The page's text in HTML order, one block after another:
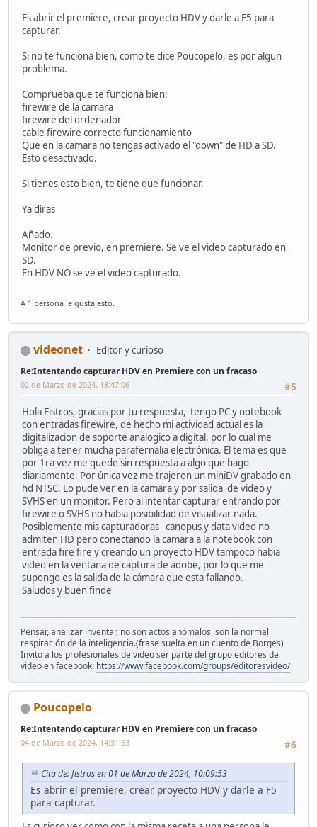
Es abrir el premiere, crear proyecto HDV y darle a F5 para
capturar.
Si no te funciona bien, como te dice Poucopelo, es por algun
problema.
Comprueba que te funciona bien:
firewire de la camara
firewire del ordenador
cable firewire correcto funcionamiento
Que en la camara no tengas activado el "down" de HD a SD.
Esto desactivado.
Si tienes esto bien, te tiene que funcionar.
Ya diras
Añado.
Monitor de previo, en premiere. Se ve el video capturado en
SD.
En HDV NO se ve el video capturado.
A 1 persona le gusta esto.
videonet Editor y curioso
Re:Intentando capturar HDV en Premiere con un fracaso
#5
02 de Marzo de 2024, 18:47:06
Hola Fistros, gracias por tu respuesta, tengo PC y notebook
con entradas firewire, de hecho mi actividad actual es la
digitalizacion de soporte analogico a digital. por lo cual me
obliga a tener mucha parafernalia electrónica. El tema es que
por 1ra vez me quede sin respuesta a algo que hago
diariamente. Por única vez me trajeron un miniDV grabado en
hd NTSC. Lo pude ver en la camara y por salida de video y
SVHS en un monitor. Pero al intentar capturar entrando por
firewire o SVHS no habia posibilidad de visualizar nada.
Posiblemente mis capturadoras canopus y data video no
admiten HD pero conectando la camara a la notebook con
entrada fire fire y creando un proyecto HDV tampoco habia
video en la ventana de captura de adobe, por lo que me
supongo es la salida de la cámara que esta fallando.
Saludos y buen finde
Pensar, analizar inventar, no son actos anómalos, son la normal
respiración de la inteligencia.(frase suelta en un cuento de Borges)
Invito a los profesionales de video ser parte del grupo editores de
video en facebook: https://www.facebook.com/groups/editoresvideo/
Poucopelo
Re:Intentando capturar HDV en Premiere con un fracaso
#6
04 de Marzo de 2024, 14:31:53
Cita de: fistros en 01 de Marzo de 2024, 10:09:53
Es abrir el premiere, crear proyecto HDV y darle a F5
para capturar.